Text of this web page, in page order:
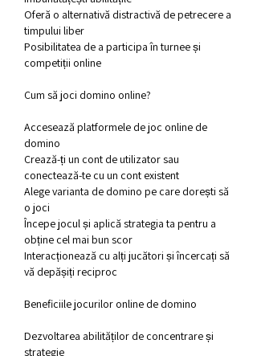
Oferă o alternativă distractivă de petrecere a
timpului liber
Posibilitatea de a participa în turnee și
competiții online
Cum să joci domino online?
Accesează platformele de joc online de
domino
Crează-ți un cont de utilizator sau
conectează-te cu un cont existent
Alege varianta de domino pe care dorești să
o joci
Începe jocul și aplică strategia ta pentru a
obține cel mai bun scor
Interacționează cu alți jucători și încercați să
vă depășiți reciproc
Beneficiile jocurilor online de domino
Dezvoltarea abilităților de concentrare și
strategie